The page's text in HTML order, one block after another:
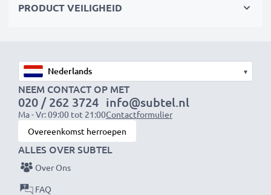
✔ Maximale lichtdoorlaatbaarheid - geen verlenging
van de belichtingstijd
✔ Geen storende reflecties - antireflecterende
coating
Effectieve bescherming van de lens
✔ Beschermingsfilter / beschermend glas voor de lens
✔ Voorkomt dat schokken, vallen, regen, stof of
PRODUCT VEILIGHEID
▾
NEEM CONTACT OP MET
020 / 262 3724
Ma - Vr: 09:00 tot 21:00
info@subtel.nl
Contactformulier
Overeenkomst herroepen
ALLES OVER SUBTEL
Over Ons
FAQ